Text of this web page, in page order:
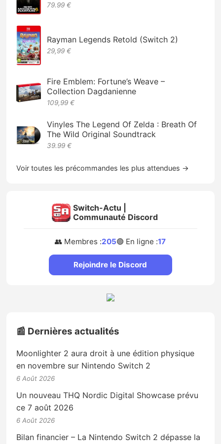
79.99 €
Rayman Legends Retold (Switch 2)
29,99 €
Fire Emblem: Fortune’s Weave –
Collection Dagdanienne
109,99 €
Vinyles The Legend Of Zelda : Breath Of
The Wild Original Soundtrack
39.99 €
Voir toutes les précommandes les plus attendues →
Switch-Actu |
Communauté Discord
👥 Membres :205🟢 En ligne :17
Rejoindre le Discord
📰 Dernières actualités
Moonlighter 2 aura droit à une édition physique
en novembre sur Nintendo Switch 2
6 Août 2026
Un nouveau THQ Nordic Digital Showcase prévu
ce 7 août 2026
6 Août 2026
Bilan financier – La Nintendo Switch 2 dépasse la